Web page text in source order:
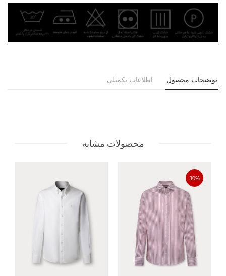
توضیحات محصول اطلاعات تکمیلی
محصولات مشابه
30%